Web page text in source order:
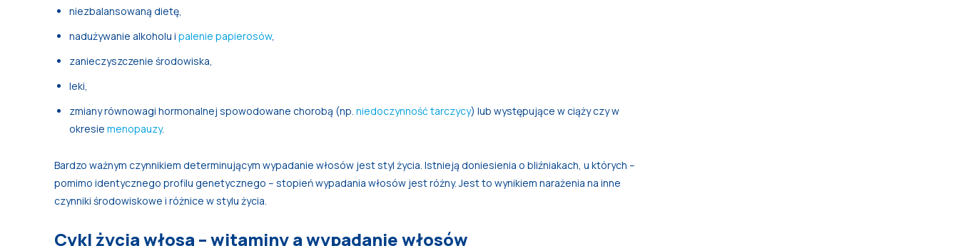
niezbalansowaną dietę,
nadużywanie alkoholu i palenie papierosów,
zanieczyszczenie środowiska,
leki,
zmiany równowagi hormonalnej spowodowane chorobą (np. niedoczynność tarczycy) lub występujące w ciąży czy w
okresie menopauzy.
Bardzo ważnym czynnikiem determinującym wypadanie włosów jest styl życia. Istnieją doniesienia o bliźniakach, u których –
pomimo identycznego profilu genetycznego – stopień wypadania włosów jest różny. Jest to wynikiem narażenia na inne
czynniki środowiskowe i różnice w stylu życia.
Cykl życia włosa – witaminy a wypadanie włosów